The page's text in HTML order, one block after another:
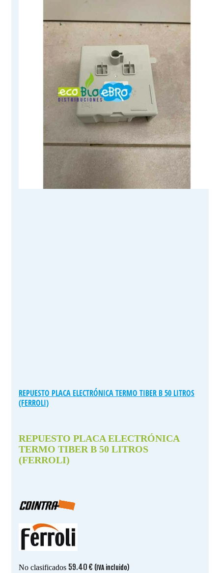
REPUESTO PLACA ELECTRÓNICA TERMO TIBER B 50 LITROS
(FERROLI)
REPUESTO PLACA ELECTRÓNICA
TERMO TIBER B 50 LITROS
(FERROLI)
No clasificados 59.40 € (IVA incluido)